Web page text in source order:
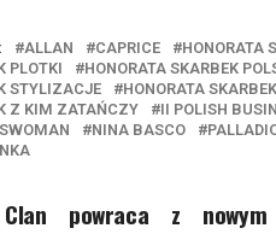
ALLAN CAPRICE HONORATA
PLOTKI
HONORATA SKARBEK
STYLIZACJE
HONORATA
Z KIM ZATAŃCZY
II POLISH
NINA BASCO
Clan powraca z nowym